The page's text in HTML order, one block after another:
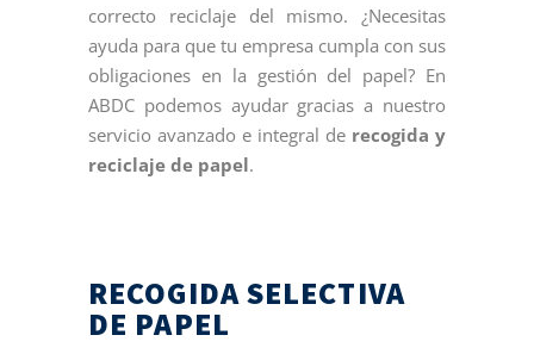
correcto reciclaje del mismo. ¿Necesitas
ayuda para que tu empresa cumpla con sus
obligaciones en la gestión del papel? En
ABDC podemos ayudar gracias a nuestro
servicio avanzado e integral de recogida y
reciclaje de papel.
RECOGIDA SELECTIVA
DE PAPEL